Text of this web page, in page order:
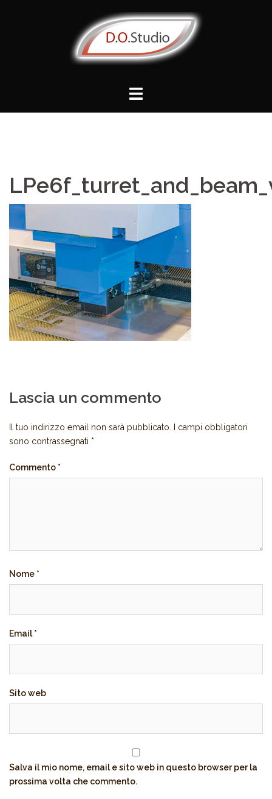
Lascia un commento
Il tuo indirizzo email non sarà pubblicato.
I campi obbligatori
sono contrassegnati *
Commento *
Nome *
Email*
Sito web
Salva il mio nome, email e sito web in questo browser per la
prossima volta che commento.